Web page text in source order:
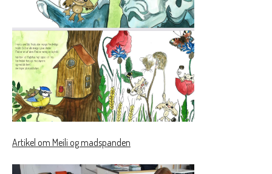
Artikel om Meili og madspanden